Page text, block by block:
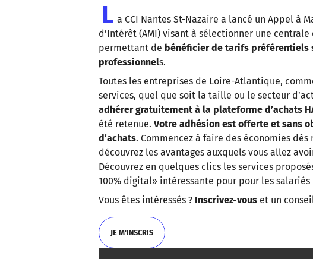
L a CCI Nantes St-Nazaire a lancé un Appel à
d’Intérêt (AMI) visant à sélectionner une centrale
permettant de bénéficier de tarifs préférentiels
professionnels.
Toutes les entreprises de Loire-Atlantique,
services, quel que soit la taille ou le secteur
adhérer gratuitement à la plateforme d’achats
été retenue. Votre adhésion est offerte et sans
d’achats. Commencez à faire des économies
découvrez les avantages auxquels vous allez
Découvrez en quelques clics les services
100% digital» intéressante pour pour les salariés
Vous êtes intéressés ? Inscrivez-vous et un
JE M'INSCRIS